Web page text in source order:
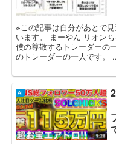
※この記事は自分があとで
います。 まーやん リオン
僕の尊敬するトレーダーの
のトレーダーの一人です。
AI